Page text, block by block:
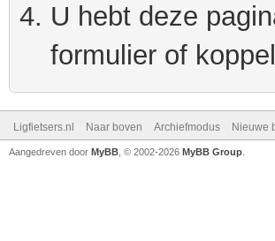
U hebt deze
formulier of
Ligfietsers.nl Naar boven Archiefmodus Nieuwe
Aangedreven door MyBB , © 2002-2026 MyBB Group